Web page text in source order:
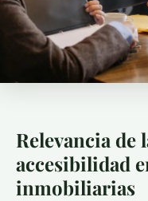
Relevancia de
accesibilidad
inmobiliarias